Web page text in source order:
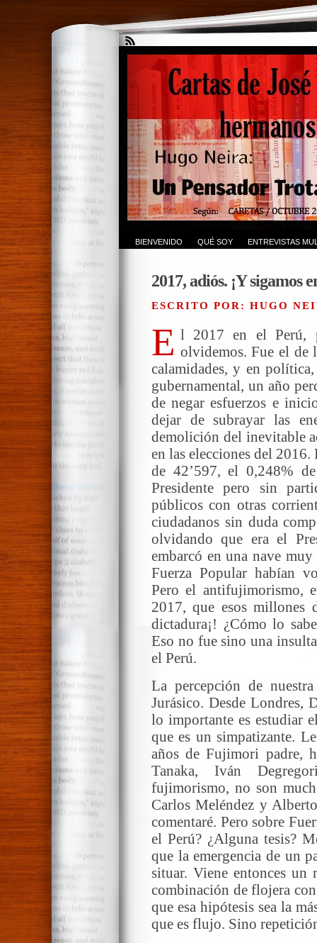
BIENVENIDO QUÉ SOY ENTREVISTAS
2017, adiós. ¡Y sigamos
ESCRITO POR: HUGO
E l 2017 en el Perú,
olvidemos. Fue el de
calamidades, y en
gubernamental, un año
de negar esfuerzos e
dejar de subrayar las
demolición del inevitable
en las elecciones del
de 42’597, el 0,248%
Presidente pero sin
públicos con otras
ciudadanos sin duda
olvidando que era el
embarcó en una nave
Fuerza Popular habían
Pero el antifujimorismo,
2017, que esos millones
dictadura¡! ¿Cómo lo
Eso no fue sino una
el Perú.
La percepción de
Jurásico. Desde Londres,
lo importante es estudiar
que es un simpatizante.
años de Fujimori padre,
Tanaka, Iván
fujimorismo, no son
Carlos Meléndez y
comentaré. Pero sobre
el Perú? ¿Alguna tesis?
que la emergencia de un
situar. Viene entonces
combinación de flojera
que esa hipótesis sea la
que es flujo. Sino